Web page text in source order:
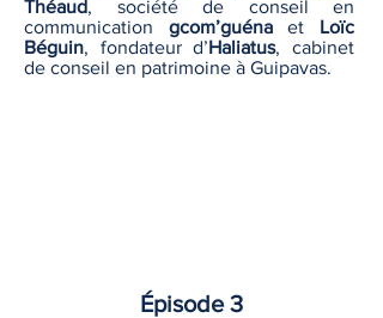
Théaud, société de conseil en
communication gcom’guénaet Loïc
Béguin, fondateur d’Haliatus, cabinet
de conseil en patrimoine à Guipavas.
Épisode 3